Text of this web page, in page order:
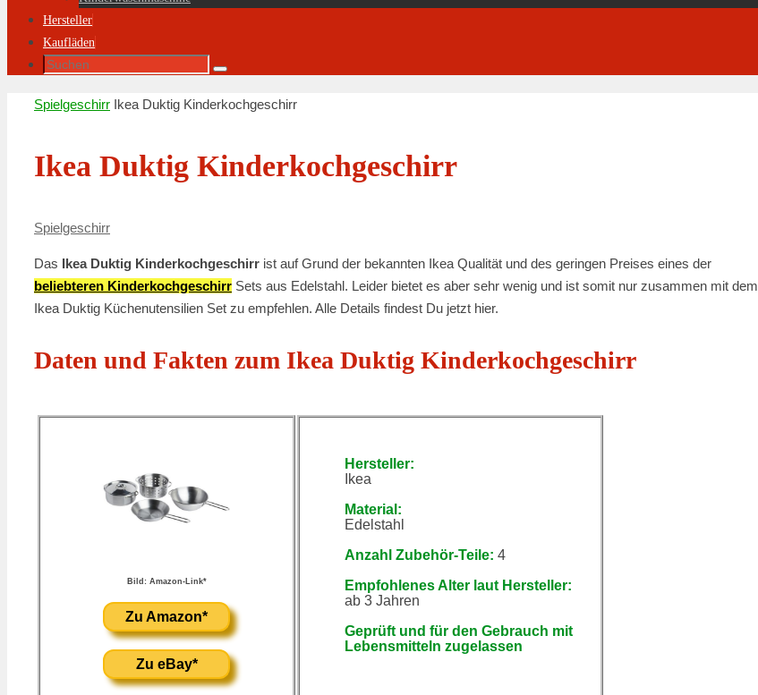
Hersteller
Kaufläden
Suche
Suchen
Start
Spielgeschirr Ikea Duktig Kinderkochgeschirr
Ikea Duktig Kinderkochgeschirr
Spielgeschirr
Das Ikea Duktig Kinderkochgeschirr ist auf Grund der bekannten Ikea Qualität und des geringen Preises eines der
beliebteren Kinderkochgeschirr Sets aus Edelstahl. Leider bietet es aber sehr wenig und ist somit nur zusammen mit dem
Ikea Duktig Küchenutensilien Set zu empfehlen. Alle Details findest Du jetzt hier.
Daten und Fakten zum Ikea Duktig Kinderkochgeschirr
Bild: Amazon-Link*
Zu Amazon*
Zu eBay*
Hersteller:
Ikea
Material:
Edelstahl
Anzahl Zubehör-Teile: 4
Empfohlenes Alter laut Hersteller:
ab 3 Jahren
Geprüft und für den Gebrauch mit
Lebensmitteln zugelassen